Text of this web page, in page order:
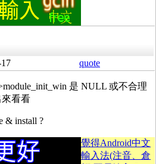
quote
是 NULL 或不合理
來看看
& install ?
覺得Android中文
輸入法(注音、倉